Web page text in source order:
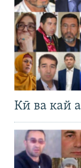
Кӣ ва кай